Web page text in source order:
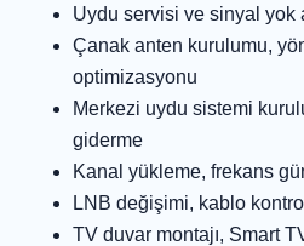
Uydu servisi ve sinyal yok
Çanak anten kurulumu,
optimizasyonu
Merkezi uydu sistemi
giderme
Kanal yükleme, frekans
LNB değişimi, kablo
TV duvar montajı, Smart